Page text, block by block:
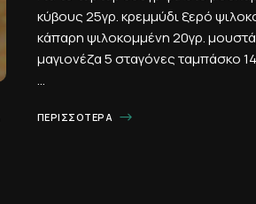
κύβους 25γρ. κρεμμύδι ξερό
κάπαρη ψιλοκομμένη 20γρ.
μαγιονέζα 5 σταγόνες ταμπάσκο
…
ΠΕΡΙΣΣΌΤΕΡΑ